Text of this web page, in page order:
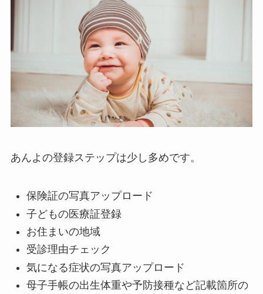
あんよの登録ステップは少し多めです。
保険証の写真アップロード
子どもの医療証登録
お住まいの地域
受診理由チェック
気になる症状の写真アップロード
母子手帳の出生体重や予防接種など記載箇所の